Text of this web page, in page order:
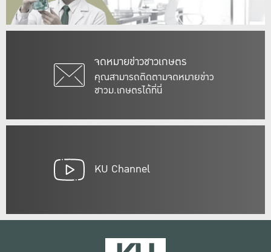
จดหมายข่าวชาวเกษตร
คุณสามารถติดตามจดหมายข่าว
ชาวม.เกษตรได้ที่นี่
KU Channel